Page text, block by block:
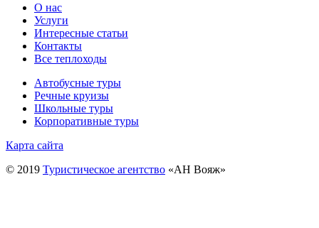
О нас
Услуги
Интересные статьи
Контакты
Все теплоходы
Автобусные туры
Речные круизы
Школьные туры
Корпоративные туры
Карта сайта
© 2019 Туристическое агентство «АН Вояж»